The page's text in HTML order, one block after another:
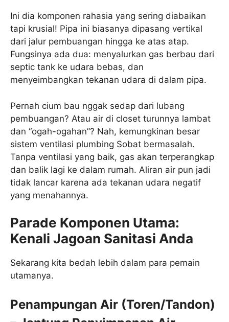
Ini dia komponen rahasia yang sering diabaikan
tapi krusial! Pipa ini biasanya dipasang vertikal
dari jalur pembuangan hingga ke atas atap.
Fungsinya ada dua: menyalurkan gas berbau dari
septic tank ke udara bebas, dan
menyeimbangkan tekanan udara di dalam pipa.
Pernah cium bau nggak sedap dari lubang
pembuangan? Atau air di closet turunnya lambat
dan “ogah-ogahan”? Nah, kemungkinan besar
sistem ventilasi plumbing Sobat bermasalah.
Tanpa ventilasi yang baik, gas akan terperangkap
dan balik lagi ke dalam rumah. Aliran air pun jadi
tidak lancar karena ada tekanan udara negatif
yang menahannya.
Parade Komponen Utama:
Kenali Jagoan Sanitasi Anda
Sekarang kita bedah lebih dalam para pemain
utamanya.
Penampungan Air (Toren/Tandon)